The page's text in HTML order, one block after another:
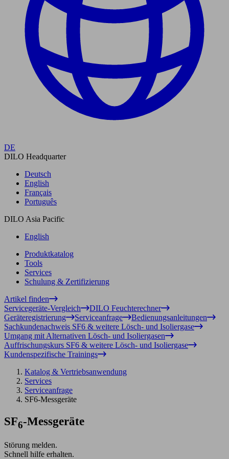
DE
DILO Headquarter
Deutsch
English
Français
Português
DILO Asia Pacific
English
Produktkatalog
Tools
Services
Schulung & Zertifizierung
Artikel finden
Servicegeräte-Vergleich
DILO Feuchterechner
Geräteregistrierung
Serviceanfrage
Bedienungsanleitungen
Sachkundenachweis SF6 & weitere Lösch- und Isoliergase
Umgang mit Alternativen Lösch- und Isoliergasen
Auffrischungskurs SF6 & weitere Lösch- und Isoliergase
Kundenspezifische Trainings
Katalog & Vertriebsanwendung
Services
Serviceanfrage
SF6-Messgeräte
SF6-Messgeräte
Störung melden.
Schnell hilfe erhalten.